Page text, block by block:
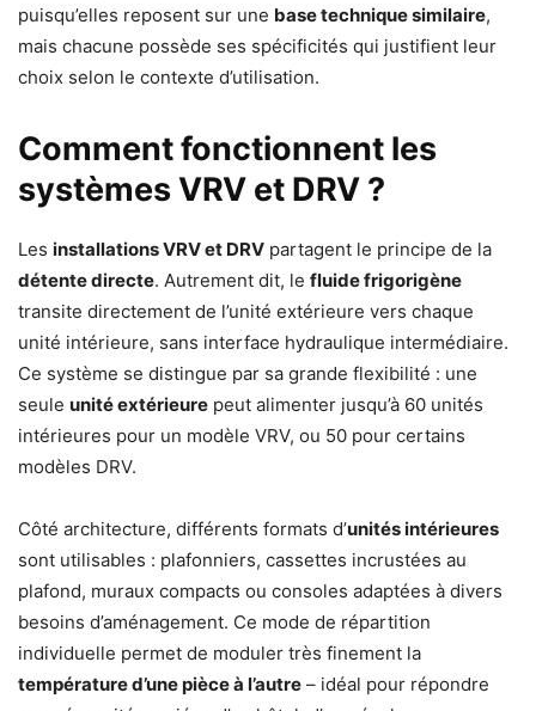
puisqu’elles reposent sur une base technique similaire,
mais chacune possède ses spécificités qui justifient leur
choix selon le contexte d’utilisation.
Comment fonctionnent les
systèmes VRV et DRV ?
Les installations VRV et DRV partagent le principe de la
détente directe. Autrement dit, le fluide frigorigène
transite directement de l’unité extérieure vers chaque
unité intérieure, sans interface hydraulique intermédiaire.
Ce système se distingue par sa grande flexibilité : une
seule unité extérieure peut alimenter jusqu’à 60 unités
intérieures pour un modèle VRV, ou 50 pour certains
modèles DRV.
Côté architecture, différents formats d’unités intérieures
sont utilisables : plafonniers, cassettes incrustées au
plafond, muraux compacts ou consoles adaptées à divers
besoins d’aménagement. Ce mode de répartition
individuelle permet de moduler très finement la
température d’une pièce à l’autre – idéal pour répondre